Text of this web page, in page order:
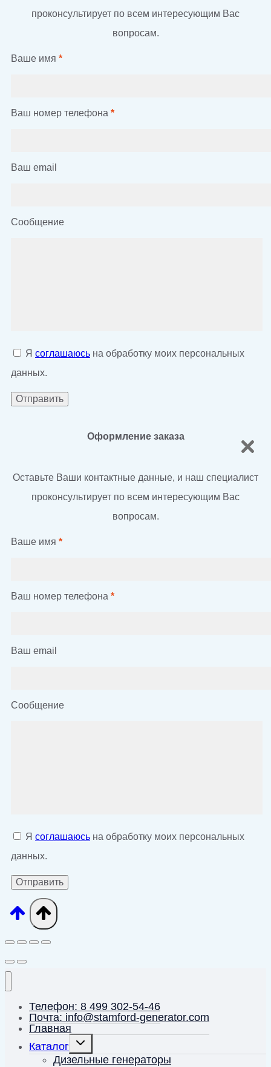
проконсультирует по всем интересующим Вас
вопросам.
Ваше имя *
Ваш номер телефона *
Ваш email
Сообщение
Я соглашаюсь на обработку моих персональных
данных.
Оформление заказа
Оставьте Ваши контактные данные, и наш специалист
проконсультирует по всем интересующим Вас
вопросам.
Ваше имя *
Ваш номер телефона *
Ваш email
Сообщение
Я соглашаюсь на обработку моих персональных
данных.
Телефон: 8 499 302-54-46
Почта: info@stamford-generator.com
Главная
Каталог
Переключить
дочернее
меню
Дизельные генераторы